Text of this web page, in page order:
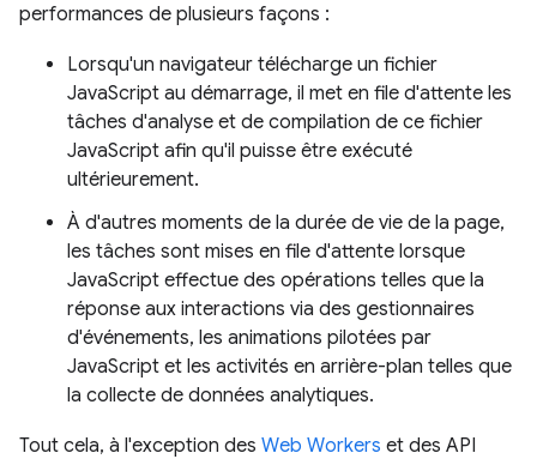
performances de plusieurs façons :
Lorsqu'un navigateur télécharge un fichier
JavaScript au démarrage, il met en file d'attente les
tâches d'analyse et de compilation de ce fichier
JavaScript afin qu'il puisse être exécuté
ultérieurement.
À d'autres moments de la durée de vie de la page,
les tâches sont mises en file d'attente lorsque
JavaScript effectue des opérations telles que la
réponse aux interactions via des gestionnaires
d'événements, les animations pilotées par
JavaScript et les activités en arrière-plan telles que
la collecte de données analytiques.
Tout cela, à l'exception des Web Workers et des API